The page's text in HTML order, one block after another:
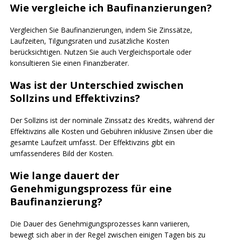
Wie vergleiche ich Baufinanzierungen?
Vergleichen Sie Baufinanzierungen, indem Sie Zinssätze,
Laufzeiten, Tilgungsraten und zusätzliche Kosten
berücksichtigen. Nutzen Sie auch Vergleichsportale oder
konsultieren Sie einen Finanzberater.
Was ist der Unterschied zwischen
Sollzins und Effektivzins?
Der Sollzins ist der nominale Zinssatz des Kredits, während der
Effektivzins alle Kosten und Gebühren inklusive Zinsen über die
gesamte Laufzeit umfasst. Der Effektivzins gibt ein
umfassenderes Bild der Kosten.
Wie lange dauert der
Genehmigungsprozess für eine
Baufinanzierung?
Die Dauer des Genehmigungsprozesses kann variieren,
bewegt sich aber in der Regel zwischen einigen Tagen bis zu